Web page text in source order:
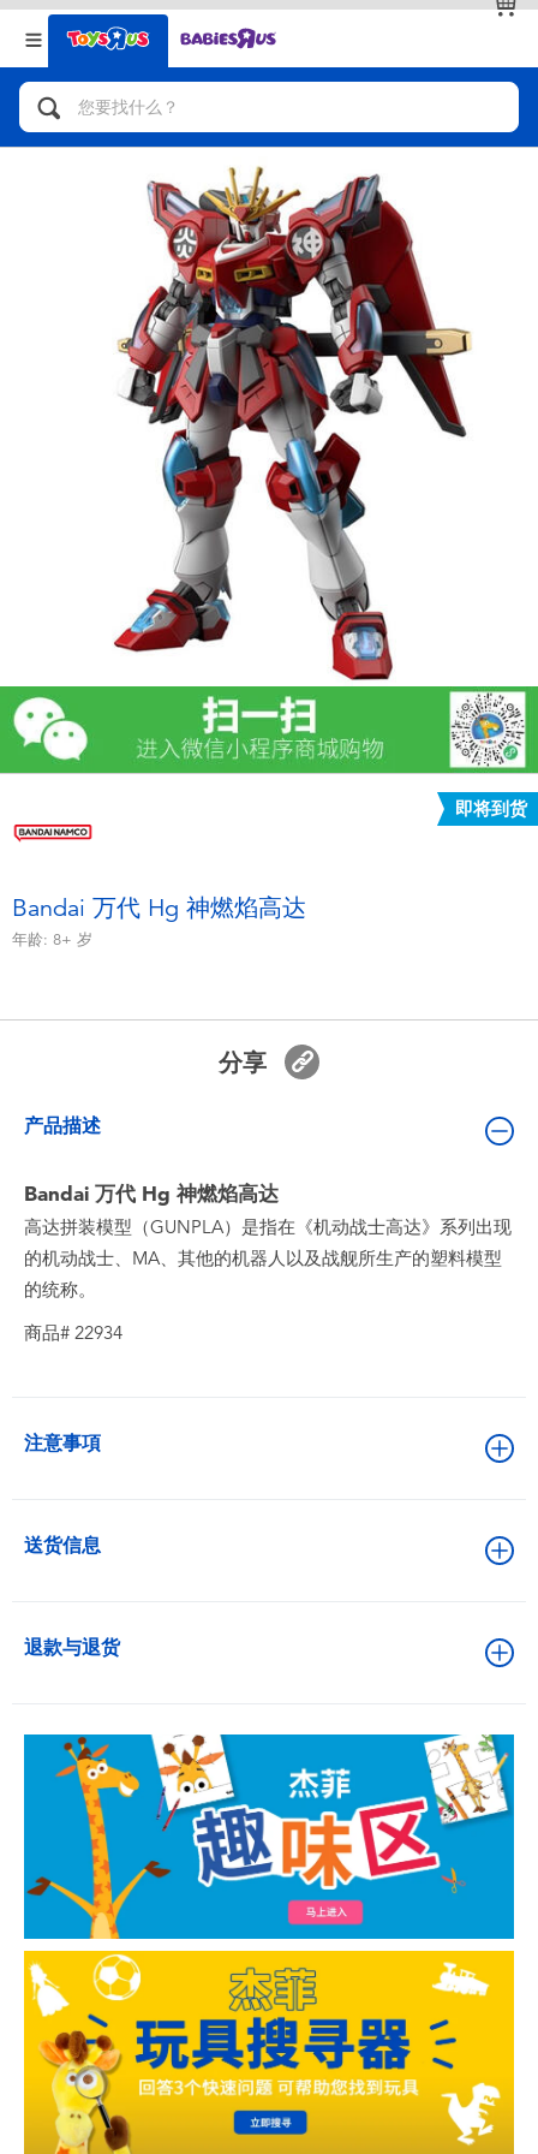
返回
分类目录
人气英雄，角色扮演，射击玩具
自行车，滑板车，骑乘车
拼砌组合及乐高LEGO
玩具车，货车，火车及遥控系列
手工艺，文具，蜡笔，泥胶，画板
娃娃，芭比，收藏公仔
游戏及拼图系列
益智学习玩具
户外及运动产品
派对用品
模仿，化妆及造型系列
夏日
新登场
玩具促销
返回
品牌
查看全部
即将到货
Bandai 万代 Hg 神燃焰高达
年龄: 8+ 岁
分享
产品描述
Bandai 万代 Hg 神燃焰高达
高达拼装模型（GUNPLA）是指在《机动战士高达》系列出现
的机动战士、MA、其他的机器人以及战舰所生产的塑料模型
的统称。
商品# 22934
注意事項
送货信息
退款与退货